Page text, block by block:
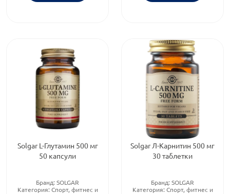
Solgar L-Глутамин 500 мг
50 капсули
Бранд: SOLGAR
Категория: Спорт, фитнес и
Solgar Л-Карнитин 500 мг
30 таблетки
Бранд: SOLGAR
Категория: Спорт, фитнес и